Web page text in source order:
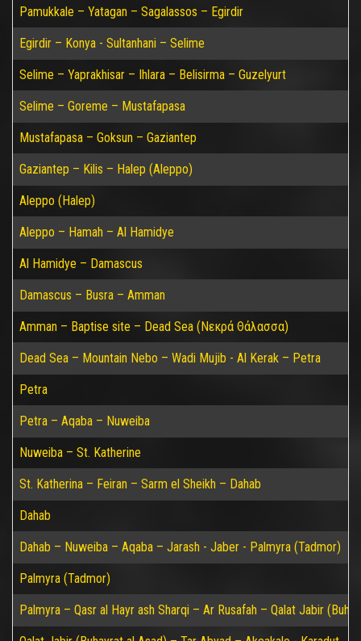
Pamukkale – Yatagan – Sagalassos – Egirdir
Egirdir – Konya - Sultanhani – Selime
Selime – Yaprakhisar – Ihlara – Belisirma – Guzelyurt
Selime – Goreme – Mustafapasa
Mustafapasa – Goksun – Gaziantep
Gaziantep – Kilis – Halep (Aleppo)
Aleppo (Halep)
Aleppo – Hamah – Al Hamidye
Al Hamidye – Damascus
Damascus – Busra – Amman
Amman – Baptise site – Dead Sea (Νεκρά Θάλασσα)
Dead Sea – Mountain Nebo – Wadi Mujib - Al Kerak – Petra
Petra
Petra – Aqaba – Nuweiba
Nuweiba – St. Katherine
St. Katherina – Feiran – Sarm el Sheikh – Dahab
Dahab
Dahab – Nuweiba – Aqaba – Jarash - Jaber - Palmyra (Tadmor)
Palmyra (Tadmor)
Palmyra – Qasr al Hayr ash Sharqi – Ar Rusafah – Qalat Jabir